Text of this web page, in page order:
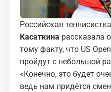
Российская теннисистка
Касаткина рассказала
тому факту, что US
пройдут с небольшой
«Конечно, это будет
ведь нам придётся